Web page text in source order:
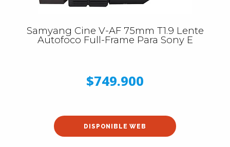
Samyang Cine V-AF 75mm T1.9 Lente
Autofoco Full-Frame Para Sony E
$749.900
DISPONIBLE WEB